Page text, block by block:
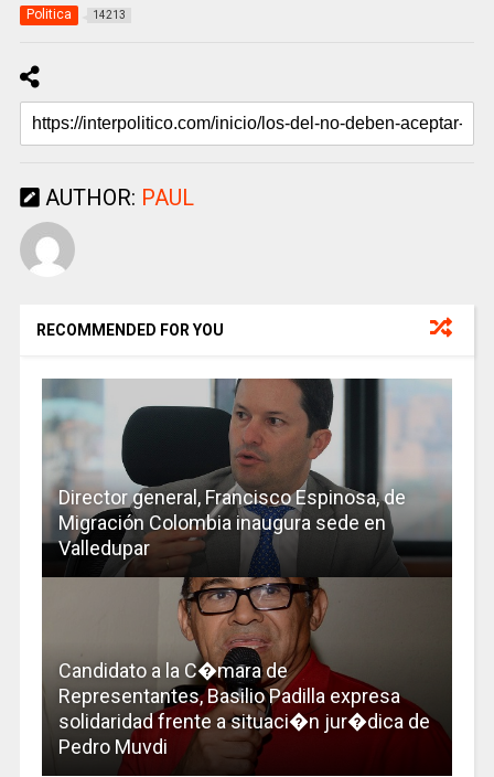
Politica 14213
AUTHOR: PAUL
RECOMMENDED FOR YOU
Director general, Francisco Espinosa, de
Migración Colombia inaugura sede en
Valledupar
Candidato a la C�mara de
Representantes, Basilio Padilla expresa
solidaridad frente a situaci�n jur�dica de
Pedro Muvdi